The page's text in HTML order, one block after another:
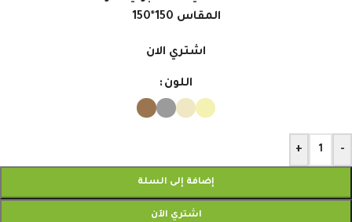
المقاس 150*150
اشتري الان
اللون
-
+
إضافة إلى السلة
اشتري الآن